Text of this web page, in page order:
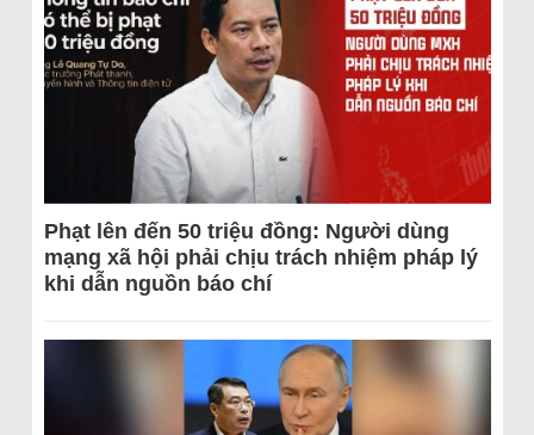
Phạt lên đến 50 triệu đồng: Người dùng
mạng xã hội phải chịu trách nhiệm pháp lý
khi dẫn nguồn báo chí